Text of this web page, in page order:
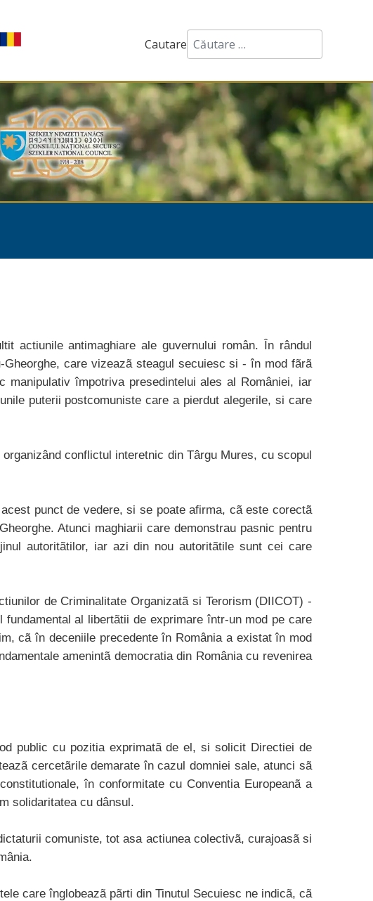
Cautare
actiunile antimaghiare ale guvernului român. În rândul
care vizeazã steagul secuiesc si - în mod fãrã
împotriva presedintelui ales al României, iar
puterii postcomuniste care a pierdut alegerile, si care
conflictul interetnic din Târgu Mures, cu scopul
punct de vedere, si se poate afirma, cã este corectã
Atunci maghiarii care demonstrau pasnic pentru
autoritãtilor, iar azi din nou autoritãtile sunt cei care
de Criminalitate Organizatã si Terorism (DIICOT) -
al libertãtii de exprimare într-un mod pe care
cã în deceniile precedente în România a existat în mod
amenintã democratia din România cu revenirea
public cu pozitia exprimatã de el, si solicit Directiei de
cercetãrile demarate în cazul domniei sale, atunci sã
în conformitate cu Conventia Europeanã a
solidaritatea cu dânsul.
comuniste, tot asa actiunea colectivã, curajoasã si
care înglobeazã pãrti din Tinutul Secuiesc ne indicã, cã